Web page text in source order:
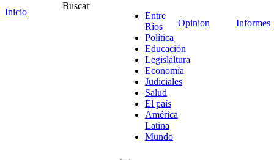
Inicio
Buscar
Entre
Ríos
Política
Educación
Legislaltura
Economía
Judiciales
Salud
El país
América
Latina
Mundo
Opinion Informes
¡Ponete en contacto!